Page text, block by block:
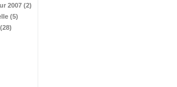
2007 (2)
(5)